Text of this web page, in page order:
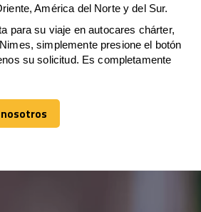
América del Norte y del Sur.
para su viaje en autocares chárter,
simplemente presione el botón
su solicitud. Es completamente